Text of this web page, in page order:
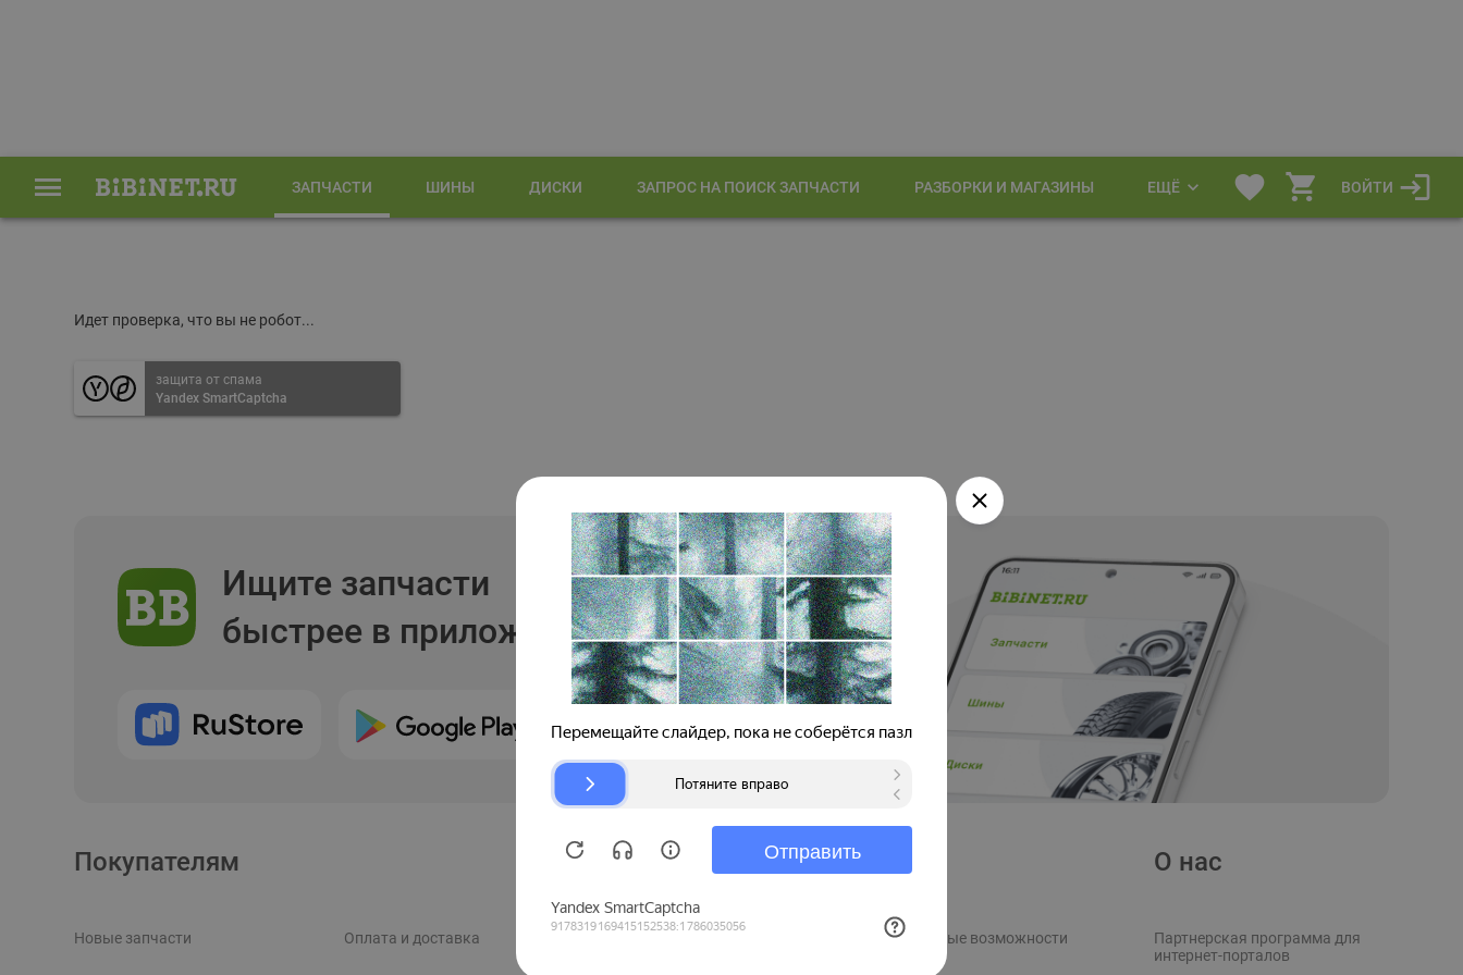
ЗАПЧАСТИ ШИНЫ ДИСКИ ЗАПРОС НА ПОИСК ЗАПЧАСТИ РАЗБОРКИ И МАГАЗИНЫ ЕЩЁ ВОЙТИ
Идет проверка, что вы не робот...
защита от спама
Yandex SmartCaptcha
Ищите запчасти
быстрее в приложении
Покупателям
Новые запчасти Оплата и доставка
Продавцам
Рекламные возможности
О нас
Партнерская программа для
интернет-порталов